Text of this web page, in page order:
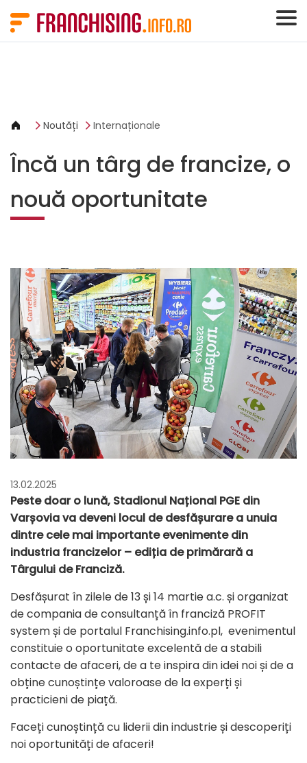
Noutăți Internaționale
Încă un târg de francize, o
nouă oportunitate
13.02.2025
Peste doar o lună, Stadionul Național PGE din
Varșovia va deveni locul de desfășurare a unuia
dintre cele mai importante evenimente din
industria francizelor – ediția de primărară a
Târgului de Franciză.
Desfășurat în zilele de 13 și 14 martie a.c. și organizat
de compania de consultanță în franciză PROFIT
system și de portalul Franchising.info.pl, evenimentul
constituie o oportunitate excelentă de a stabili
contacte de afaceri, de a te inspira din idei noi și de a
obține cunoștințe valoroase de la experți și
practicieni de piață.
Faceți cunoștință cu liderii din industrie și descoperiți
noi oportunități de afaceri!